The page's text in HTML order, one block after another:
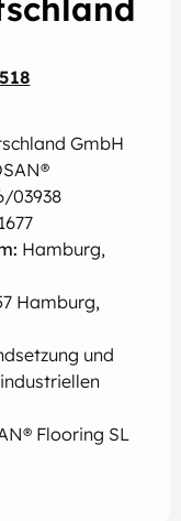
GmbH
03938
Hamburg,
Hamburg,
und
Flooring SL